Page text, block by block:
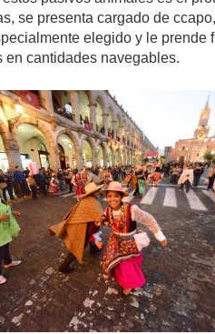
se presenta cargado de
elegido y le prende
en cantidades navegables.